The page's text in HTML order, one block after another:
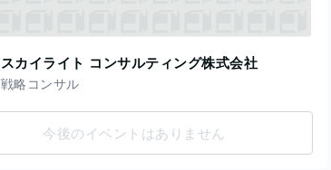
スカイライト コンサルティング株式会社
戦略コンサル
今後のイベントはありません